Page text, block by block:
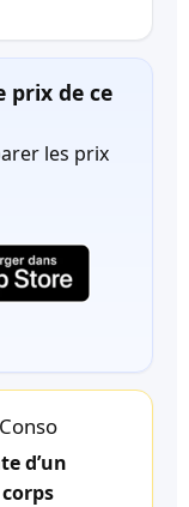
prix de ce
les prix
d’un